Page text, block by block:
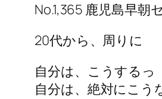
No.1,365 鹿児島早朝
20代から、周りに
自分は、こうするっ
自分は、絶対にこう